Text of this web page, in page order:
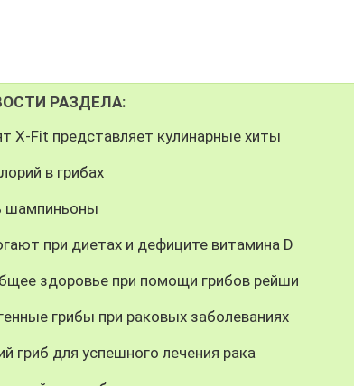
РАЗДЕЛА:
X-Fit представляет кулинарные хиты
в грибах
шампиньоны
при диетах и дефиците витамина D
здоровье при помощи грибов рейши
грибы при раковых заболеваниях
гриб для успешного лечения рака